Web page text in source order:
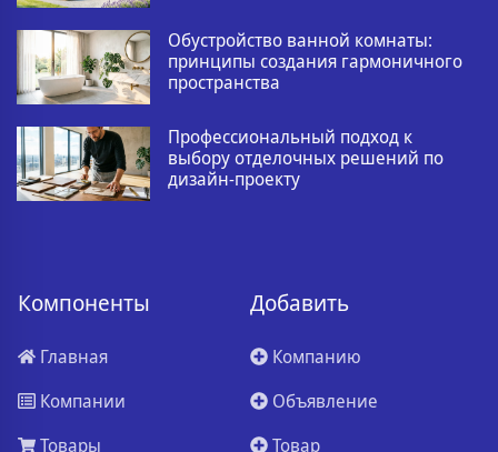
Обустройство ванной комнаты:
принципы создания гармоничного
пространства
Профессиональный подход к
выбору отделочных решений по
дизайн-проекту
Компоненты
Главная
Компании
Товары
Добавить
Компанию
Объявление
Товар